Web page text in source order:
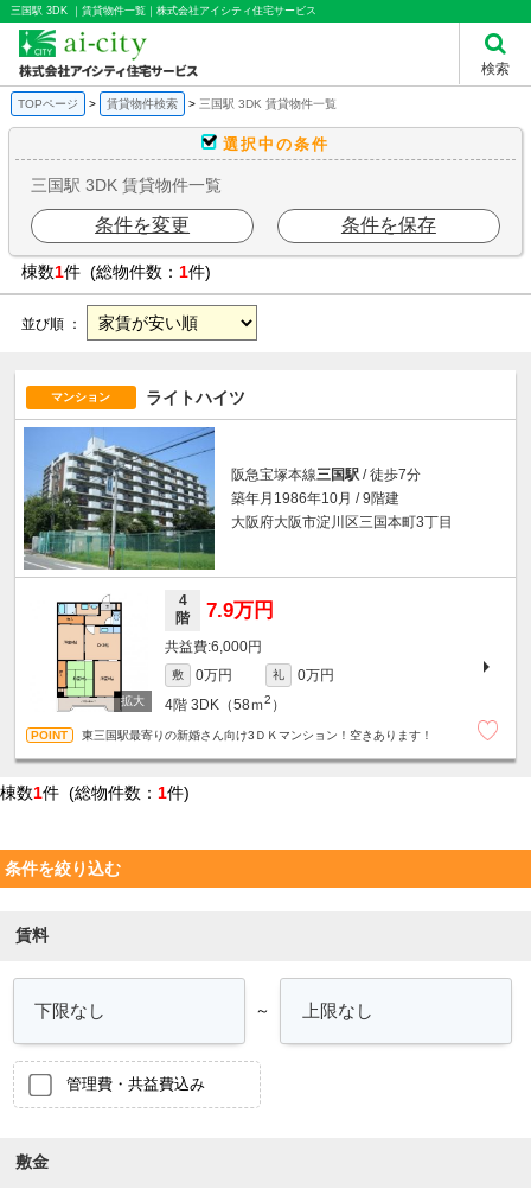
三国駅 3DK ｜賃貸物件一覧｜株式会社アイシティ住宅サービス
検索
TOPページ 賃貸物件検索 三国駅 3DK 賃貸物件一覧
選択中の条件
三国駅 3DK 賃貸物件一覧
条件を変更 条件を保存
棟数1件 (総物件数： 1件)
並び順 ：
マンション ライトハイツ
阪急宝塚本線三国駅 / 徒歩7分
築年月1986年10月 / 9階建
大阪府大阪市淀川区三国本町3丁目
4
階
7.9万円
6,000円
敷 0万円 礼
0万円
4階 3DK（58ｍ2 ）
東三国駅最寄りの新婚さん向け3ＤＫマンション！空きあります！
棟数1件 (総物件数： 1件)
条件を絞り込む
賃料
～
管理費・共益費込み
敷金